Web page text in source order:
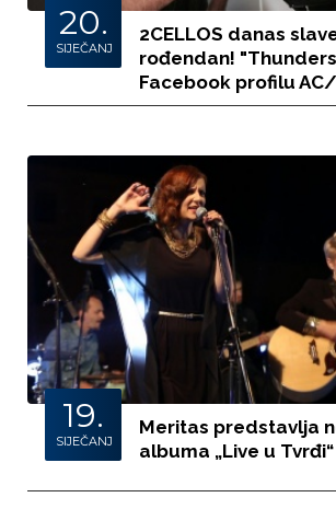
20.
SIJEČANJ
2CELLOS danas
rođendan!
Facebook profilu
19.
SIJEČANJ
Meritas predstavlja
albuma „Live u Tvrđi“